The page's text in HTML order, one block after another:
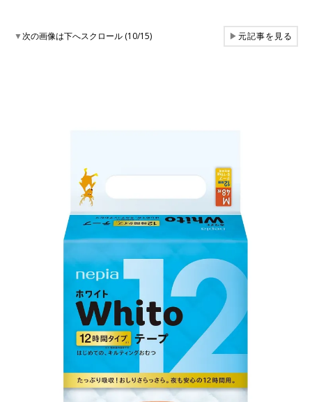
▼次の画像は下へスクロール (10/15) ▶元記事を見る